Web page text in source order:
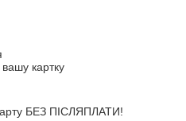
картку
БЕЗ ПІСЛЯПЛАТИ!